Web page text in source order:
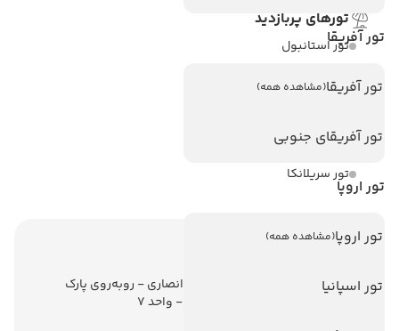
تور آفریقا
تور آفریقا(مشاهده همه)
تور آفریقای جنوبی
تور اروپا
تور اروپا(مشاهده همه)
تور اسپانیا
تورهای پربازدید
تور استانبول
تور آنتالیا
تور بالی
تور سریلانکا
تهران - ولیعصر - نبش کوچه انصاری - روبه‌روی پارک
ملت - برج ملت - طبقه ششم - واحد 7